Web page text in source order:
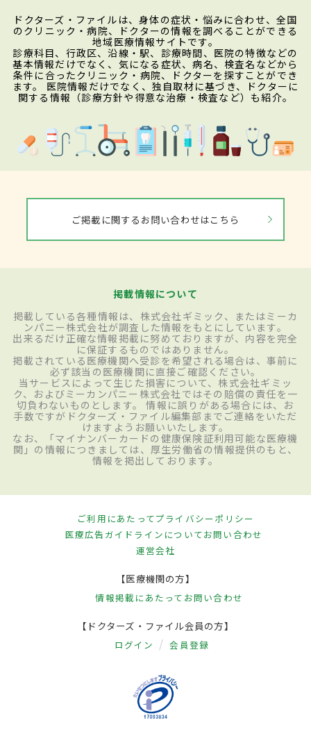
ドクターズ・ファイルは、身体の症状・悩みに合わせ、全国
のクリニック・病院、ドクターの情報を調べることができる
地域医療情報サイトです。
診療科目、行政区、沿線・駅、診療時間、医院の特徴などの
基本情報だけでなく、気になる症状、病名、検査名などから
条件に合ったクリニック・病院、ドクターを探すことができ
ます。 医院情報だけでなく、独自取材に基づき、ドクターに
関する情報（診療方針や得意な治療・検査など）も紹介。
ご掲載に関するお問い合わせはこちら
掲載情報について
掲載している各種情報は、株式会社ギミック、またはミーカ
ンパニー株式会社が調査した情報をもとにしています。
出来るだけ正確な情報掲載に努めておりますが、内容を完全
に保証するものではありません。
掲載されている医療機関へ受診を希望される場合は、事前に
必ず該当の医療機関に直接ご確認ください。
当サービスによって生じた損害について、株式会社ギミッ
ク、およびミーカンパニー株式会社ではその賠償の責任を一
切負わないものとします。 情報に誤りがある場合には、お
手数ですがドクターズ・ファイル編集部までご連絡をいただ
けますようお願いいたします。
なお、「マイナンバーカードの健康保険証利用可能な医療機
関」の情報につきましては、厚生労働省の情報提供のもと、
情報を掲出しております。
ご利用にあたってプライバシーポリシー
医療広告ガイドラインについてお問い合わせ
運営会社
【医療機関の方】
情報掲載にあたって お問い合わせ
【ドクターズ・ファイル会員の方】
ログイン 会員登録